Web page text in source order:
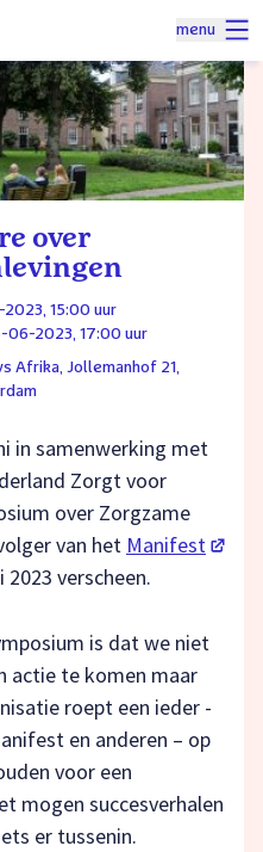
menu
over
15:00 uur
06-2023, 17:00 uur
Afrika, Jollemanhof 21,
in samenwerking met
Zorgt voor
over Zorgzame
van het Manifest
verscheen.
is dat we niet
actie te komen maar
roept een ieder -
en anderen – op
voor een
mogen succesverhalen
er tussenin.